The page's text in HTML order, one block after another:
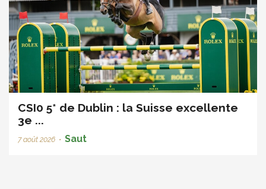
CSI0 5* de Dublin : la Suisse excellente
3e ...
7 août 2026 • Saut